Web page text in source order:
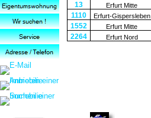
13
Erfurt Mitte
1110
Erfurt-Gispersleben
1552
Erfurt Mitte
2264
Erfurt Nord